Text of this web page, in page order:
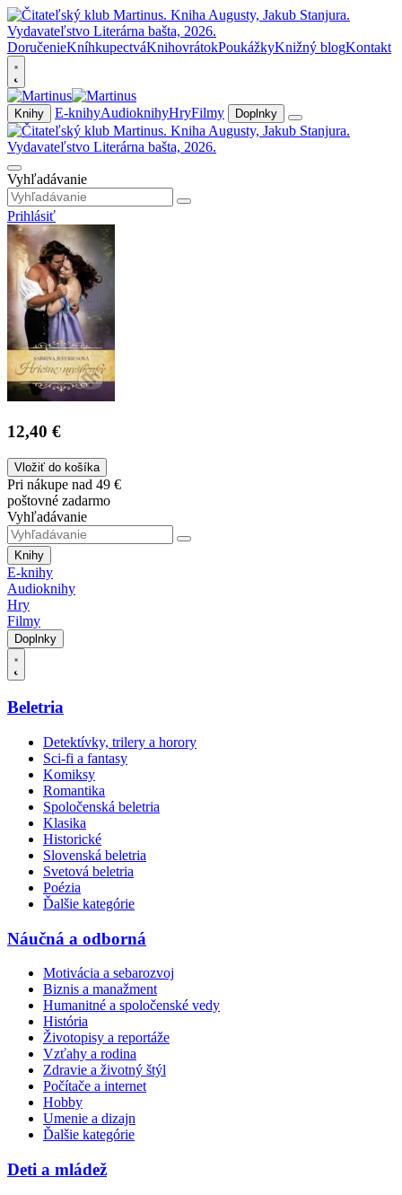
DoručenieKníhkupectváKnihovrátokPoukážkyKnižný blogKontakt
Knihy E-knihyAudioknihyHryFilmy Doplnky
Vyhľadávanie
Prihlásiť
12,40 €
Vložiť do košíka
Pri nákupe nad 49 €
poštovné zadarmo
Vyhľadávanie
Knihy
E-knihy
Audioknihy
Hry
Filmy
Doplnky
Beletria
Detektívky, trilery a horory
Sci-fi a fantasy
Komiksy
Romantika
Spoločenská beletria
Klasika
Historické
Slovenská beletria
Svetová beletria
Poézia
Ďalšie kategórie
Náučná a odborná
Motivácia a sebarozvoj
Biznis a manažment
Humanitné a spoločenské vedy
História
Životopisy a reportáže
Vzťahy a rodina
Zdravie a životný štýl
Počítače a internet
Hobby
Umenie a dizajn
Ďalšie kategórie
Deti a mládež